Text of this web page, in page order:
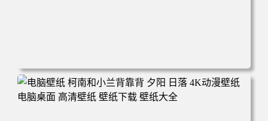
电脑壁纸 动漫 兔子朱迪 狐狸尼克 疯狂动物城 秋叶 秋天森
林 蓝天 4k壁纸 电脑桌面 高清壁纸 壁纸下载 壁纸大全